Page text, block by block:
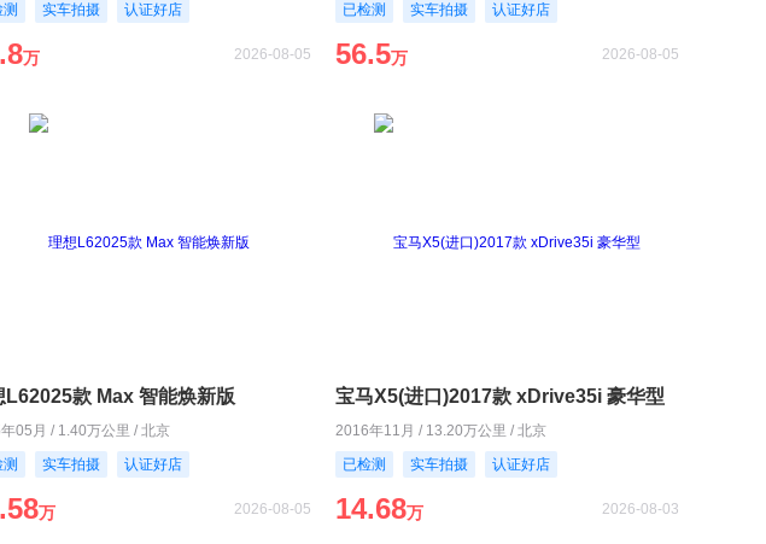
实车拍摄 认证好店
万 2026-08-05
已检测
实车拍摄 认证好店
56.5万 2026-08-05
L62025款 Max 智能焕新版
05月 / 1.40万公里 / 北京
实车拍摄 认证好店
万 2026-08-05
宝马X5(进口)2017款 xDrive35i 豪华型
2016年11月 / 13.20万公里 / 北京
已检测
实车拍摄 认证好店
14.68万 2026-08-03